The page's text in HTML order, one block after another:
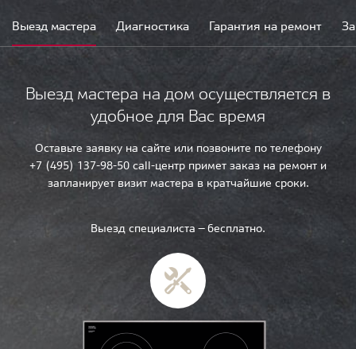
Выезд мастера Диагностика Гарантия на ремонт
Выезд мастера на дом осуществляется в
удобное для Вас время
Оставьте заявку на сайте или позвоните по телефону
+7 (495) 137-98-50 call-центр примет заказ на ремонт и
запланирует визит мастера в кратчайшие сроки.
Выезд специалиста — бесплатно.